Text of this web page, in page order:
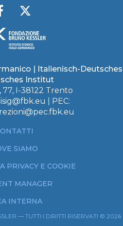
| Italienisch-Deutsches
Institut
77, I-38122 Trento
| PEC:
SIAMO
PRIVACY E COOKIE
MANAGER
INTERNA
— TUTTI I DIRITTI RISERVATI © 2026